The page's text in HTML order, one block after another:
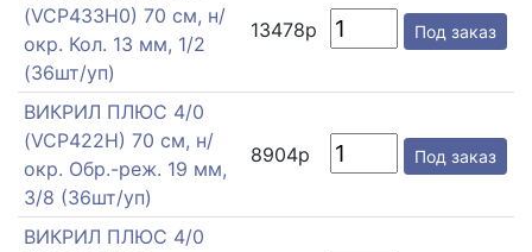
(VCP433H0) 70 см, н/
окр. Кол. 13 мм, 1/2
(36шт/уп)
13478р Под заказ
ВИКРИЛ ПЛЮС 4/0
(VCP422H) 70 см, н/
окр. Обр.-реж. 19 мм,
3/8 (36шт/уп)
8904р Под заказ
ВИКРИЛ ПЛЮС 4/0